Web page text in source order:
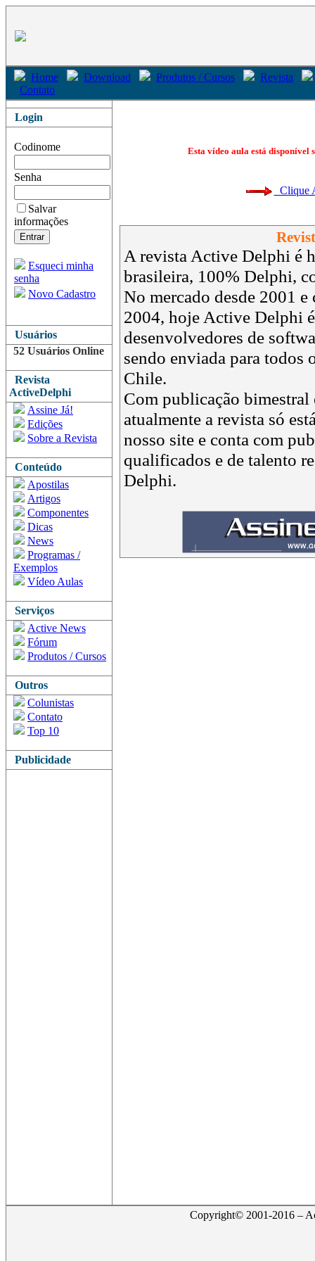
Home Download Produtos / Cursos
Revista
Contato
Login
Codinome
Senha
Salvar
informações
Esqueci minha
senha
Novo Cadastro
Usuários
52 Usuários Online
Revista
ActiveDelphi
Assine Já!
Edições
Sobre a Revista
Conteúdo
Apostilas
Artigos
Componentes
Dicas
News
Programas /
Exemplos
Vídeo Aulas
Serviços
Active News
Fórum
Produtos / Cursos
Outros
Colunistas
Contato
Top 10
Publicidade
Esta vídeo aula está disponível
Clique
A revista Active Delphi é
brasileira, 100% Delphi,
No mercado desde 2001
2004, hoje Active Delphi
desenvolvedores de
sendo enviada para todos
Chile.
Com publicação bimestral
atualmente a revista só
nosso site e conta com
qualificados e de talento
Delphi.
Copyright© 2001-2016 –